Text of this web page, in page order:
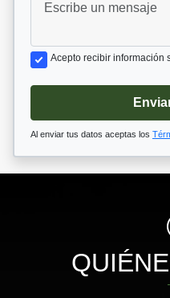
Acepto recibir información
Al enviar tus datos aceptas los